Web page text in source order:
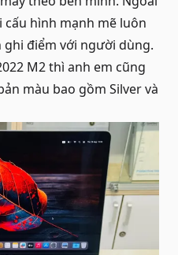
hình mạnh mẽ luôn
điểm với người dùng.
M2 thì anh em cũng
màu bao gồm Silver và